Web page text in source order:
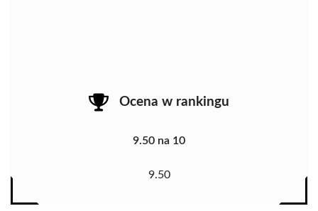
Ocena w rankingu
9.50 na 10
9.50